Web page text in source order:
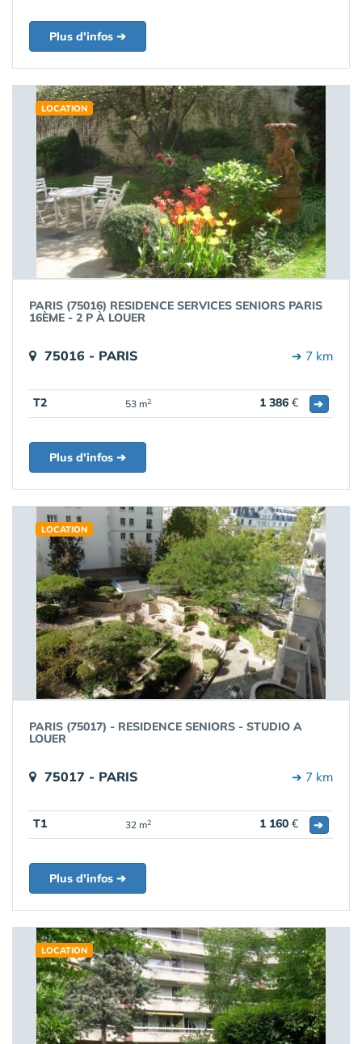
Plus d'infos ➔
LOCATION
PARIS (75016) RESIDENCE SERVICES SENIORS PARIS
16ÈME - 2 P À LOUER
75016 - PARIS ➔ 7 km
T2 53 m2 1 386 € ➔
Plus d'infos ➔
LOCATION
PARIS (75017) - RESIDENCE SENIORS - STUDIO A
LOUER
75017 - PARIS ➔ 7 km
T1 32 m2 1 160 € ➔
Plus d'infos ➔
LOCATION